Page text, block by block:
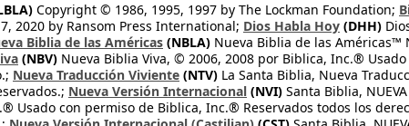
Copyright © 1986, 1995, 1997 by The Lockman Foundation;
2020 by Ransom Press International; Dios Habla Hoy (DHH)
Biblia de las Américas (NBLA) Nueva Biblia de las Américas™
(NBV) Nueva Biblia Viva, © 2006, 2008 por Biblica, Inc.®
Nueva Traducción Viviente (NTV) La Santa Biblia, Nueva
Nueva Versión Internacional (NVI) Santa Biblia,
Usado con permiso de Biblica, Inc.® Reservados todos los